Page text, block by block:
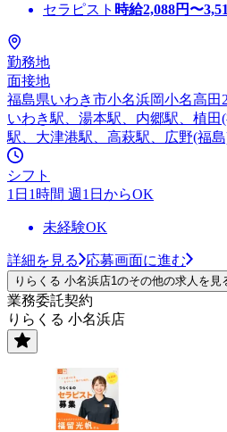
セラピスト 時給2,088円〜
勤務地
面接地
福島県いわき市小名浜岡小名高田
いわき駅、湯本駅、内郷駅、植
駅、大津港駅、高萩駅、広野(福
シフト
1日1時間 週1日からOK
未経験OK
詳細を見る 応募画面に進む
りらくる 小名浜店1のその他の求人を見
業務委託契約
りらくる 小名浜店